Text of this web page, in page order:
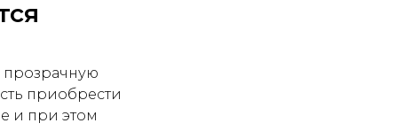
прозрачную
приобрести
и при этом